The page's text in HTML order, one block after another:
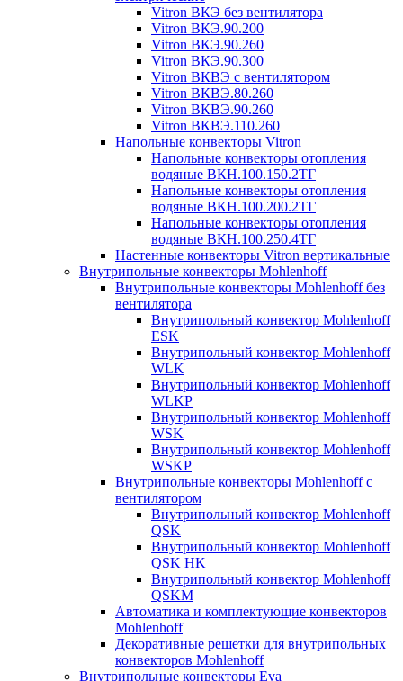
Vitron ВКЭ без вентилятора
Vitron ВКЭ.90.200
Vitron ВКЭ.90.260
Vitron ВКЭ.90.300
Vitron ВКВЭ с вентилятором
Vitron ВКВЭ.80.260
Vitron ВКВЭ.90.260
Vitron ВКВЭ.110.260
Напольные конвекторы Vitron
Напольные конвекторы отопления
водяные ВКН.100.150.2ТГ
Напольные конвекторы отопления
водяные ВКН.100.200.2ТГ
Напольные конвекторы отопления
водяные ВКН.100.250.4ТГ
Настенные конвекторы Vitron вертикальные
Внутрипольные конвекторы Mohlenhoff
Внутрипольные конвекторы Mohlenhoff без
вентилятора
Внутрипольный конвектор Mohlenhoff
ESK
Внутрипольный конвектор Mohlenhoff
WLK
Внутрипольный конвектор Mohlenhoff
WLKP
Внутрипольный конвектор Mohlenhoff
WSK
Внутрипольный конвектор Mohlenhoff
WSKP
Внутрипольные конвекторы Mohlenhoff с
вентилятором
Внутрипольный конвектор Mohlenhoff
QSK
Внутрипольный конвектор Mohlenhoff
QSK HK
Внутрипольный конвектор Mohlenhoff
QSKM
Автоматика и комплектующие конвекторов
Mohlenhoff
Декоративные решетки для внутрипольных
конвекторов Mohlenhoff
Внутрипольные конвекторы Eva